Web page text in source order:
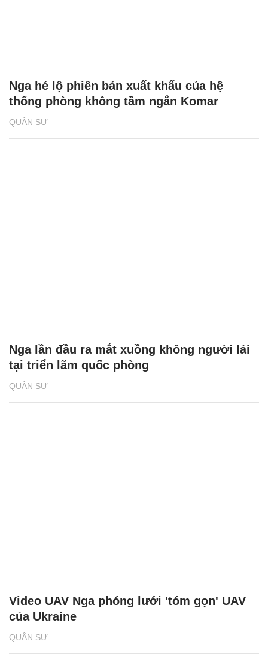
QUÂN SỰ
Nga hé lộ phiên bản xuất khẩu của hệ
thống phòng không tầm ngắn Komar
QUÂN SỰ
Nga lần đầu ra mắt xuồng không người lái
tại triển lãm quốc phòng
QUÂN SỰ
Video UAV Nga phóng lưới 'tóm gọn' UAV
của Ukraine